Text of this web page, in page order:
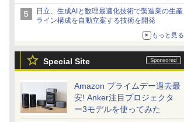
インサービス」を提供
日立、生成AIと数理最適化技術で製造業の生産
ライン構成を自動立案する技術を開発
もっと見る
Special Site
Amazon プライムデー過去最
安! Anker注目プロジェクタ
ー3モデルを使ってみた